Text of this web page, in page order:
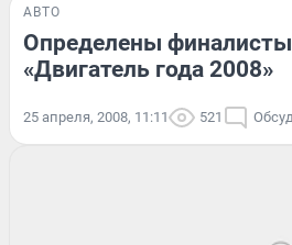
АВТО
Определены финалисты
«Двигатель года 2008»
25 апреля, 2008, 11:11 521